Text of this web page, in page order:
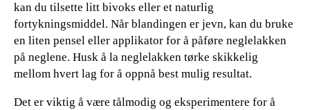
kan du tilsette litt bivoks eller et naturlig
fortykningsmiddel. Når blandingen er jevn, kan du bruke
en liten pensel eller applikator for å påføre neglelakken
på neglene. Husk å la neglelakken tørke skikkelig
mellom hvert lag for å oppnå best mulig resultat.
Det er viktig å være tålmodig og eksperimentere for å